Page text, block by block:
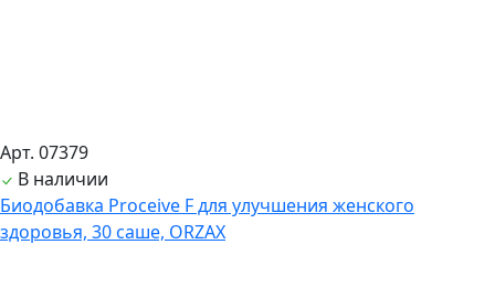
Арт. 07379
В наличии
Биодобавка Proceive F для улучшения женского
здоровья, 30 саше, ORZAX